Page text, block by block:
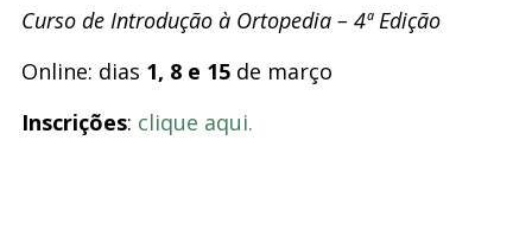
Curso de Introdução à Ortopedia – 4ª Edição
Online: dias 1, 8 e 15 de março
Inscrições: clique aqui.